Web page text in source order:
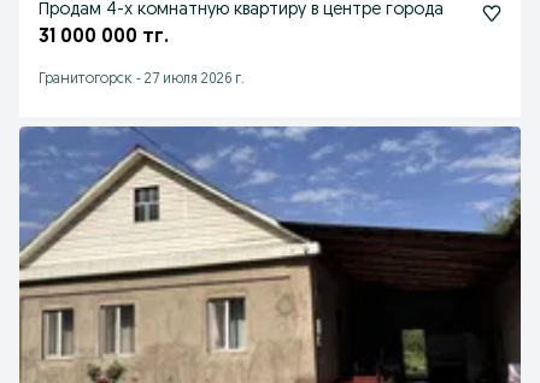
Продам 4-х комнатную квартиру в центре города
31 000 000 тг.
Гранитогорск - 27 июля 2026 г.